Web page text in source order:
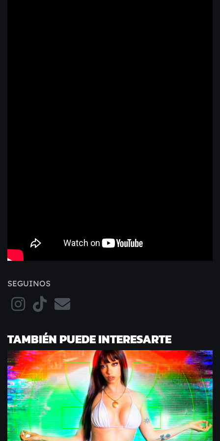
SEGUINOS
TAMBIÉN PUEDE INTERESARTE